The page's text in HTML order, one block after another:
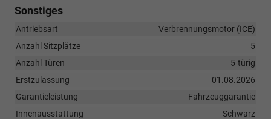
Sonstiges
Antriebsart
Verbrennungsmotor (ICE)
Anzahl Sitzplätze
5
Anzahl Türen
5-türig
Erstzulassung
01.08.2026
Garantieleistung
Fahrzeuggarantie
Innenausstattung
Schwarz